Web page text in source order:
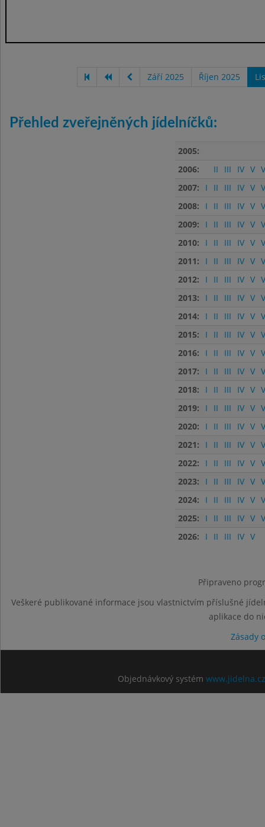
Září 2025 Říjen 2025
Přehled zveřejněných jídelníčků:
2005:
2006:
II III IV V
2007:
I II III IV V
2008:
I II III IV V
2009:
I II III IV V
2010:
I II III IV V
2011:
I II III IV V
2012:
I II III IV V
2013:
I II III IV V
2014:
I II III IV V
2015:
I II III IV V
2016:
I II III IV V
2017:
I II III IV V
2018:
I II III IV V
2019:
I II III IV V
2020:
I II III IV V
2021:
I II III IV V
2022:
I II III IV V
2023:
I II III IV V
2024:
I II III IV V
2025:
I II III IV V
2026:
I II III IV V
Připraveno
Veškeré publikované informace jsou vlastnictvím příslušné
aplikace do
Zásady
Objednávkový systém www.jidelna.cz